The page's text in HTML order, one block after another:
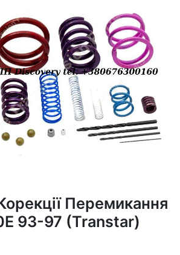
Перемикання
93-97 (Transtar)